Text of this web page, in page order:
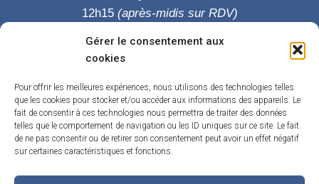
Gérer le consentement aux
cookies
Pour offrir les meilleures expériences, nous utilisons des technologies telles
que les cookies pour stocker et/ou accéder aux informations des appareils. Le
fait de consentir à ces technologies nous permettra de traiter des données
telles que le comportement de navigation ou les ID uniques sur ce site. Le fait
de ne pas consentir ou de retirer son consentement peut avoir un effet négatif
sur certaines caractéristiques et fonctions.
12h15 (après-midis sur RDV)